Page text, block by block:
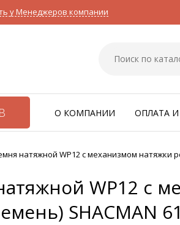
у Менеджеров компании
О КОМПАНИИ ОПЛАТА
натяжной WP12 с механизмом натяжки
WP12 с
SHACMAN